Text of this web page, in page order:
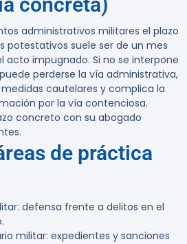
administrativos militares el plazo
potestativos suele ser de un mes
acto impugnado. Si no se interpone
perderse la vía administrativa,
cautelares y complica la
por la vía contenciosa.
concreto con su abogado
de práctica
defensa frente a delitos en el
militar: expedientes y sanciones